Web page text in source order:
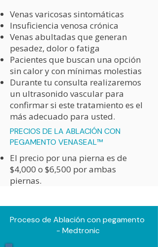
Venas varicosas sintomáticas
Insuficiencia venosa crónica
Venas abultadas que generan
pesadez, dolor o fatiga
Pacientes que buscan una opción
sin calor y con mínimas molestias
Durante tu consulta realizaremos
un ultrasonido vascular para
confirmar si este tratamiento es el
más adecuado para usted.
PRECIOS DE LA ABLACIÓN CON
PEGAMENTO VENASEAL™
El precio por una pierna es de
$4,000 o $6,500 por ambas
piernas.
Proceso de Ablación con pegamento
- Medtronic